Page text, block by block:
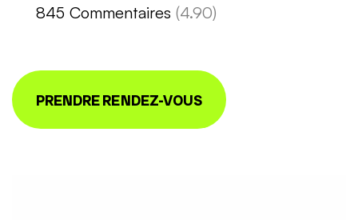
845 Commentaires (4.90)
PRENDRE RENDEZ-VOUS